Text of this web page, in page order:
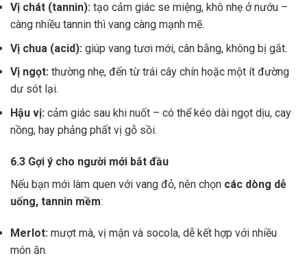
Vị chát (tannin): tạo cảm giác se miệng, khô nhẹ ở nướu –
càng nhiều tannin thì vang càng mạnh mẽ.
Vị chua (acid): giúp vang tươi mới, cân bằng, không bị gắt.
Vị ngọt: thường nhẹ, đến từ trái cây chín hoặc một ít đường
dư sót lại.
Hậu vị: cảm giác sau khi nuốt – có thể kéo dài ngọt dịu, cay
nồng, hay phảng phất vị gỗ sồi.
6.3 Gợi ý cho người mới bắt đầu
Nếu bạn mới làm quen với vang đỏ, nên chọn các dòng dễ
uống, tannin mềm:
Merlot: mượt mà, vị mận và socola, dễ kết hợp với nhiều
món ăn.